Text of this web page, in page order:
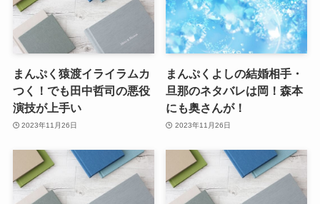
まんぷく猿渡イライラムカ
つく！でも田中哲司の悪役
演技が上手い
2023年11月26日
まんぷくよしの結婚相手・
旦那のネタバレは岡！森本
にも奥さんが！
2023年11月26日